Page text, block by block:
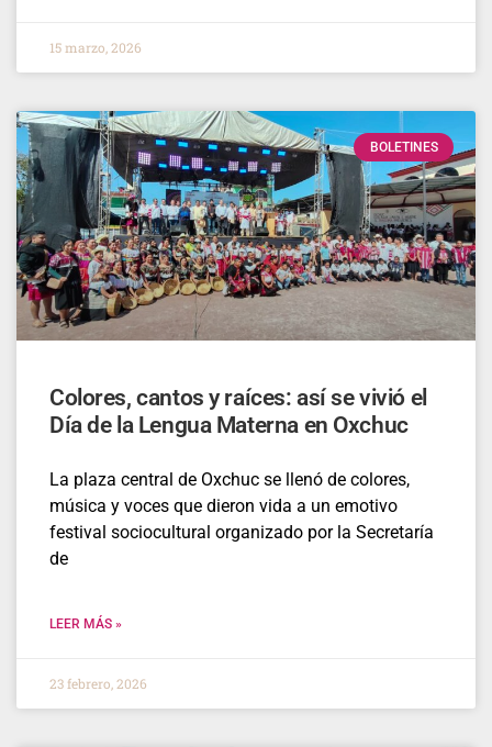
15 marzo, 2026
BOLETINES
Colores, cantos y raíces: así se vivió el
Día de la Lengua Materna en Oxchuc
La plaza central de Oxchuc se llenó de colores,
música y voces que dieron vida a un emotivo
festival sociocultural organizado por la Secretaría
de
LEER MÁS »
23 febrero, 2026